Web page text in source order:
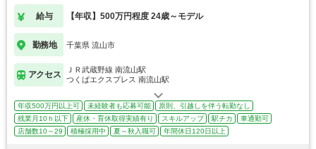
給与 【年収】500万円程度 24歳～モデル
勤務地 千葉県 流山市
アクセス
ＪＲ武蔵野線 南流山駅
つくばエクスプレス 南流山駅
年収500万円以上可 未経験者も応募可能
原則、引越しを伴う転勤なし
残業月10ｈ以下
産休・育休取得実績有り スキルアップ 駅チカ
車通勤可
店舗数10～29
積極採用中 夏～秋入職可 年間休日120日以上